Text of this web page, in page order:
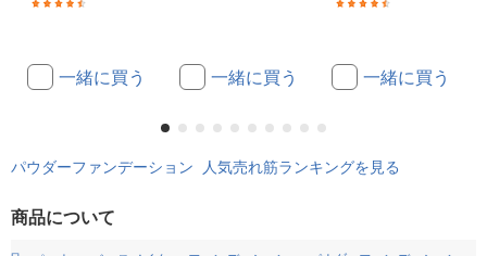
一緒に買う 一緒に買う 一緒に買う
パウダーファンデーション 人気売れ筋ランキングを見る
商品について